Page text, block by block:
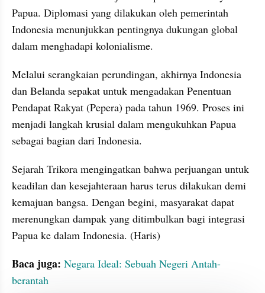
Papua. Diplomasi yang dilakukan oleh pemerintah
Indonesia menunjukkan pentingnya dukungan global
dalam menghadapi kolonialisme.
Melalui serangkaian perundingan, akhirnya Indonesia
dan Belanda sepakat untuk mengadakan Penentuan
Pendapat Rakyat (Pepera) pada tahun 1969. Proses ini
menjadi langkah krusial dalam mengukuhkan Papua
sebagai bagian dari Indonesia.
Sejarah Trikora mengingatkan bahwa perjuangan untuk
keadilan dan kesejahteraan harus terus dilakukan demi
kemajuan bangsa. Dengan begini, masyarakat dapat
merenungkan dampak yang ditimbulkan bagi integrasi
Papua ke dalam Indonesia. (Haris)
Baca juga: Negara Ideal: Sebuah Negeri Antah-
berantah